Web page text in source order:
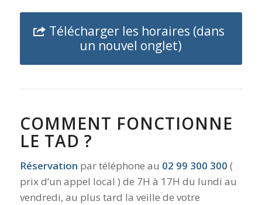
Télécharger les horaires (dans
un nouvel onglet)
COMMENT FONCTIONNE
LE TAD ?
Réservation par téléphone au 02 99 300 300 (
prix d’un appel local ) de 7H à 17H du lundi au
vendredi, au plus tard la veille de votre